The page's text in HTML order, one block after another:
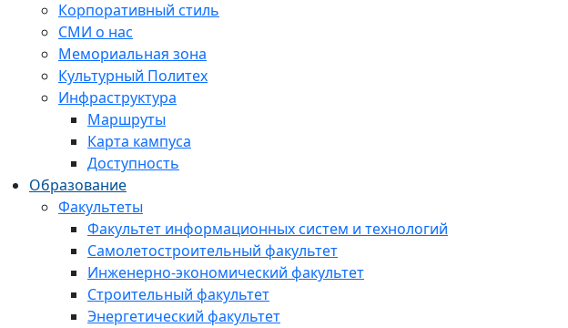
Корпоративный стиль
СМИ о нас
Мемориальная зона
Культурный Политех
Инфраструктура
Маршруты
Карта кампуса
Доступность
Образование
Факультеты
Факультет информационных систем и технологий
Самолетостроительный факультет
Инженерно-экономический факультет
Строительный факультет
Энергетический факультет